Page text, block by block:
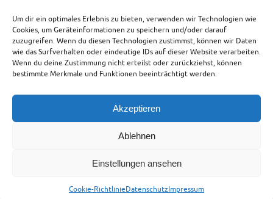
Um dir ein optimales Erlebnis zu bieten, verwenden wir Technologien wie
Cookies, um Geräteinformationen zu speichern und/oder darauf
zuzugreifen. Wenn du diesen Technologien zustimmst, können wir Daten
wie das Surfverhalten oder eindeutige IDs auf dieser Website verarbeiten.
Wenn du deine Zustimmung nicht erteilst oder zurückziehst, können
bestimmte Merkmale und Funktionen beeinträchtigt werden.
Akzeptieren
Ablehnen
Einstellungen ansehen
Cookie-RichtlinieDatenschutzImpressum
Dahab übernachten wir…
Weiterlesen
Präsentiert vonTempera